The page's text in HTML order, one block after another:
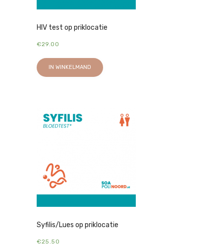
HIV test op priklocatie
€29.00
IN WINKELMAND
Syfilis/Lues op priklocatie
€25.50